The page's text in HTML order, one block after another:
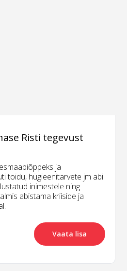
Risti tegevust
ja
toidu, hügieenitarvete jm abi
inimestele ning
abistama kriiside ja
Vaata lisa